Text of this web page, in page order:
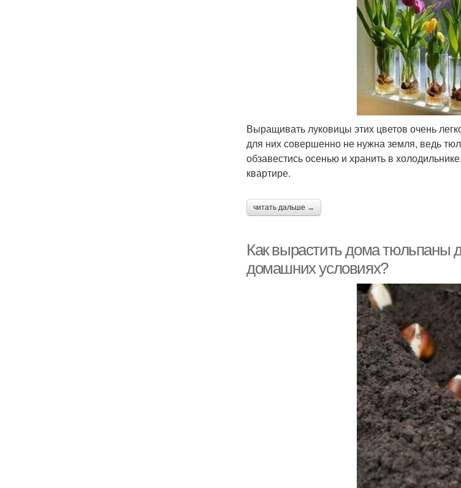
Выращивать луковицы этих цветов очень
для них совершенно не нужна земля, ведь
обзавестись осенью и хранить в
квартире.
читать дальше →
Как вырастить дома тюльпаны
домашних условиях?